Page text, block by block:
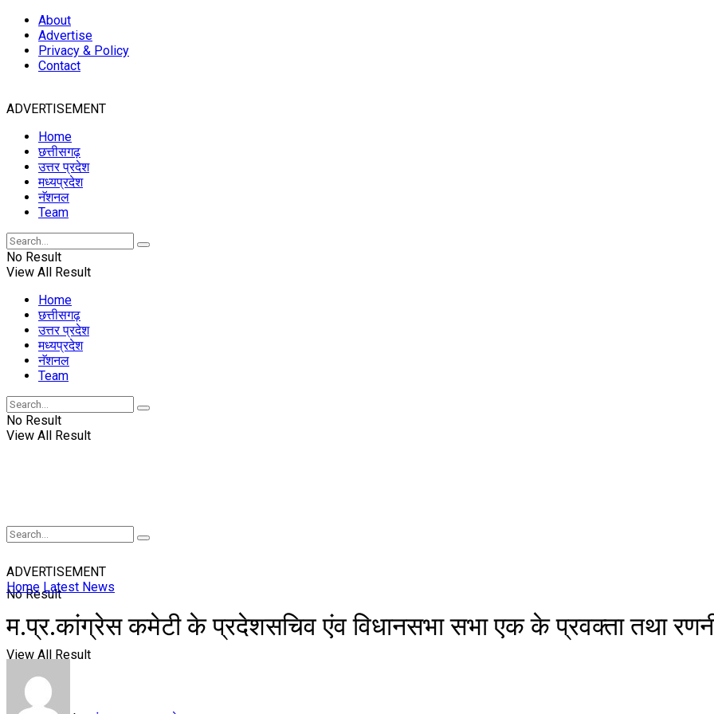
About
Advertise
Privacy & Policy
Contact
ADVERTISEMENT
Home
छत्तीसगढ़
उत्तर प्रदेश
मध्यप्रदेश
नॅशनल
Team
No Result
View All Result
Home
छत्तीसगढ़
उत्तर प्रदेश
मध्यप्रदेश
नॅशनल
Team
No Result
View All Result
No Result
View All Result
ADVERTISEMENT
Home Latest News
म.प्र.कांग्रेस कमेटी के प्रदेशसचिव एंव विधानसभा सभा एक के प्रवक्ता तथा